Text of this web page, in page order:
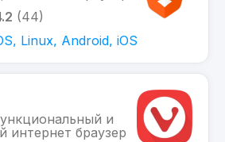
(44)
Linux, Android, iOS
и
интернет браузер